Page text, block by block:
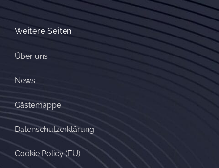
Weitere Seiten
Über uns
News
Gästemappe
Datenschutzerklärung
Cookie Policy (EU)